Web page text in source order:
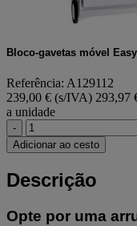
Bloco-gavetas móvel
Referência: A129112
239,00 € (s/IVA) 293,97
a unidade
-
Adicionar ao cesto
Descrição
Opte por uma